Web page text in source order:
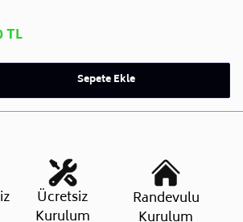
TL
Sepete Ekle
Ücretsiz
Randevulu